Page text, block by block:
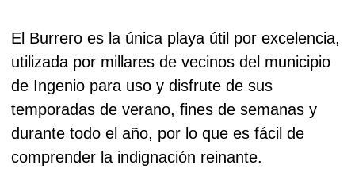
El Burrero es la única playa útil por excelencia,
utilizada por millares de vecinos del municipio
de Ingenio para uso y disfrute de sus
temporadas de verano, fines de semanas y
durante todo el año, por lo que es fácil de
comprender la indignación reinante.